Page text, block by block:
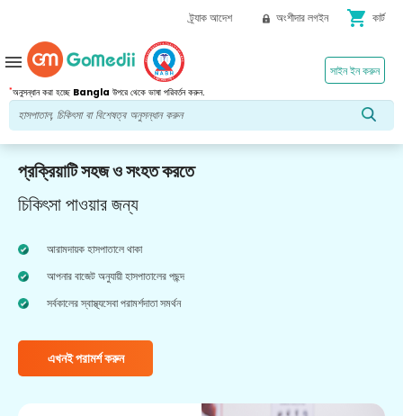
ট্র্যাক আদেশ অংশীদার লগইন shopping_cart কার্ট
*অনুসন্ধান করা হচ্ছে Bangla উপরে থেকে ভাষা পরিবর্তন করুন.
সাইন ইন করুন
menu
প্রক্রিয়াটি সহজ ও সংহত করতে
চিকিৎসা পাওয়ার জন্য
আরামদায়ক হাসপাতালে থাকা
আপনার বাজেট অনুযায়ী হাসপাতালের পছন্দ
সর্বকালের স্বাস্থ্যসেবা পরামর্শদাতা সমর্থন
এখনই পরামর্শ করুন